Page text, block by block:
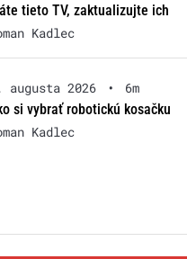
tieto TV, zaktualizujte ich
Kadlec
augusta 2026 •
6m
si vybrať robotickú kosačku
Kadlec